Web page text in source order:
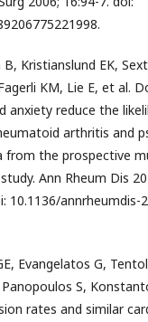
B, Kristianslund EK,
KM, Lie E, et al.
anxiety reduce the
arthritis and
from the prospective
Ann Rheum Dis
10.1136/annrheumdis-
Evangelatos G,
Panopoulos S,
rates and similar